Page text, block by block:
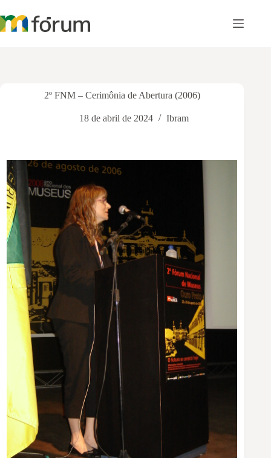
para
o
2º FNM – Cerimônia de Abertura (2006)
18 de abril de 2024 Ibram